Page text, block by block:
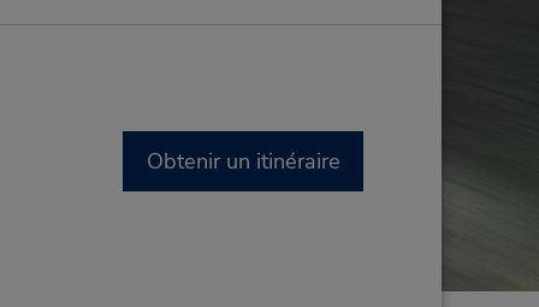
Obtenir un itinéraire